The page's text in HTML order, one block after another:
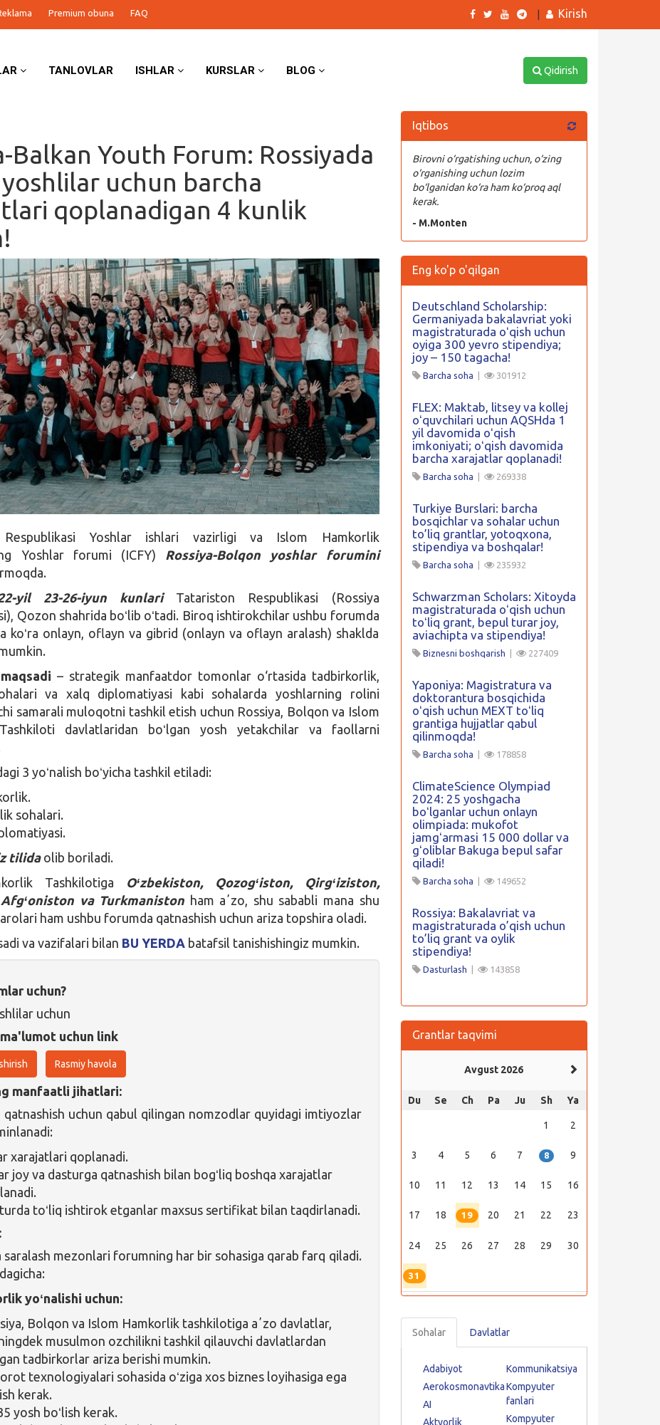
Premium obuna FAQ Kirish
TANLOVLAR ISHLAR KURSLAR BLOG Qidirish
Balkan Youth Forum: Rossiyada
uchun barcha
qoplanadigan 4 kunlik
Respublikasi Yoshlar ishlari vazirligi va Islom Hamkorlik
Yoshlar forumi (ICFY) Rossiya-Bolqon yoshlar forumini
yil 23-26-iyun kunlari
Tatariston Respublikasi (Rossiya
Qozon shahrida boʻlib oʻtadi. Biroq ishtirokchilar ushbu forumda
koʻra onlayn, oflayn va gibrid (onlayn va oflayn aralash) shaklda
– strategik manfaatdor tomonlar o‘rtasida tadbirkorlik,
va xalq diplomatiyasi kabi sohalarda yoshlarning rolini
samarali muloqotni tashkil etish uchun Rossiya, Bolqon va Islom
davlatlaridan boʻlgan yosh yetakchilar va faollarni
3 yoʻnalish boʻyicha tashkil etiladi:
sohalari.
tilidaolib boriladi.
Tashkilotiga
Oʻzbekiston, Qozogʻiston, Qirgʻiziston,
va Turkmaniston ham aʼzo, shu sababli mana shu
ham ushbu forumda qatnashish uchun ariza topshira oladi.
va vazifalari bilan BU YERDA batafsil tanishishingiz mumkin.
uchun?
uchun
uchun link
Rasmiy havola
manfaatli jihatlari:
qatnashish uchun qabul qilingan nomzodlar quyidagi imtiyozlar
xarajatlari qoplanadi.
joy va dasturga qatnashish bilan bogʻliq boshqa xarajatlar
toʻliq ishtirok etganlar maxsus sertifikat bilan taqdirlanadi.
saralash mezonlari forumning har bir sohasiga qarab farq qiladi.
yoʻnalishi uchun:
Bolqon va Islom Hamkorlik tashkilotiga aʼzo davlatlar,
musulmon ozchilikni tashkil qilauvchi davlatlardan
tadbirkorlar ariza berishi mumkin.
texnologiyalari sohasida oʻziga xos biznes loyihasiga ega
kerak.
yosh boʻlish kerak.
Iqtibos
Birovni o‘rgatishing uchun, o‘zing
o‘rganishing uchun lozim
bo‘lganidan ko‘ra ham ko‘proq aql
kerak.
- M.Monten
Eng ko'p o'qilgan
Deutschland Scholarship:
Germaniyada bakalavriat yoki
magistraturada oʻqish uchun
oyiga 300 yevro stipendiya;
joy – 150 tagacha!
Barcha soha 301912
FLEX: Maktab, litsey va kollej
oʻquvchilari uchun AQSHda 1
yil davomida oʻqish
imkoniyati; oʻqish davomida
barcha xarajatlar qoplanadi!
Barcha soha 269338
Turkiye Burslari: barcha
bosqichlar va sohalar uchun
to’liq grantlar, yotoqxona,
stipendiya va boshqalar!
Barcha soha 235932
Schwarzman Scholars: Xitoyda
magistraturada oʻqish uchun
toʻliq grant, bepul turar joy,
aviachipta va stipendiya!
Biznesni boshqarish 227409
Yaponiya: Magistratura va
doktorantura bosqichida
oʻqish uchun MEXT toʻliq
grantiga hujjatlar qabul
qilinmoqda!
Barcha soha 178858
ClimateScience Olympiad
2024: 25 yoshgacha
boʻlganlar uchun onlayn
olimpiada: mukofot
jamgʻarmasi 15 000 dollar va
gʻoliblar Bakuga bepul safar
qiladi!
Barcha soha 149652
Rossiya: Bakalavriat va
magistraturada o’qish uchun
to’liq grant va oylik
stipendiya!
Dasturlash 143858
Grantlar taqvimi
Avgust 2026
Du Se Ch Pa Ju Sh Ya
1 2
3 4 5 6 7 8 9
10 11 12 13 14 15 16
17 18 19 20 21 22 23
24 25 26 27 28 29 30
31
Sohalar Davlatlar
Adabiyot
Aerokosmonavtika
AI
Aktyorlik
Kommunikatsiya
Kompyuter
fanlari
Kompyuter